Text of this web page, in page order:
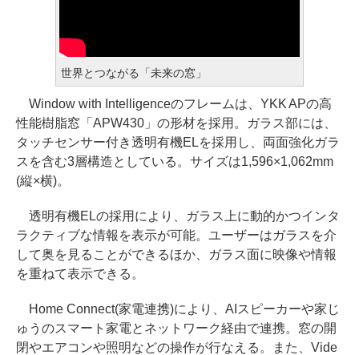
世界とつながる「未来の窓」
Window with Intelligenceのフレームは、YKK APの高
性能樹脂窓「APW430」の形材を採用。ガラス部には、
タッチセンサー付き透明有機ELを採用し、両面強化ガラ
スを含む3層構造としている。サイズは1,596×1,062mm
(縦×横)。
透明有機ELの採用により、ガラス上に動的かつインタ
ラクティブな情報を表示が可能。ユーザーはガラスを介
して奥を見ることができるほか、ガラス面に映像や情報
を重ねて表示できる。
Home Connect(家電連携)により、AIスピーカーや家じ
ゅうのスマート家電とネットワーク経由で連携。窓の開
閉やエアコンや照明などの操作が行なえる。また、Vide